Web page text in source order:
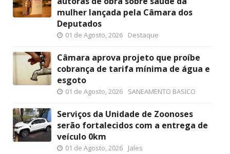
mulher lançada pela Câmara dos
Deputados
01 de Agosto, 2026 Destaque
Câmara aprova projeto que proíbe
cobrança de tarifa mínima de água e
esgoto
01 de Agosto, 2026 SANEAMENTO BASICO
Serviços da Unidade de Zoonoses
serão fortalecidos com a entrega de
veículo 0km
01 de Agosto, 2026 Jales